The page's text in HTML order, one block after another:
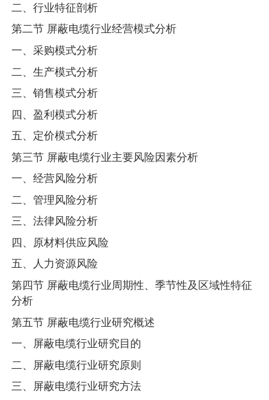
二、行业特征剖析
第二节 屏蔽电缆行业经营模式分析
一、采购模式分析
二、生产模式分析
三、销售模式分析
四、盈利模式分析
五、定价模式分析
第三节 屏蔽电缆行业主要风险因素分析
一、经营风险分析
二、管理风险分析
三、法律风险分析
四、原材料供应风险
五、人力资源风险
第四节 屏蔽电缆行业周期性、季节性及区域性特征
分析
第五节 屏蔽电缆行业研究概述
一、屏蔽电缆行业研究目的
二、屏蔽电缆行业研究原则
三、屏蔽电缆行业研究方法